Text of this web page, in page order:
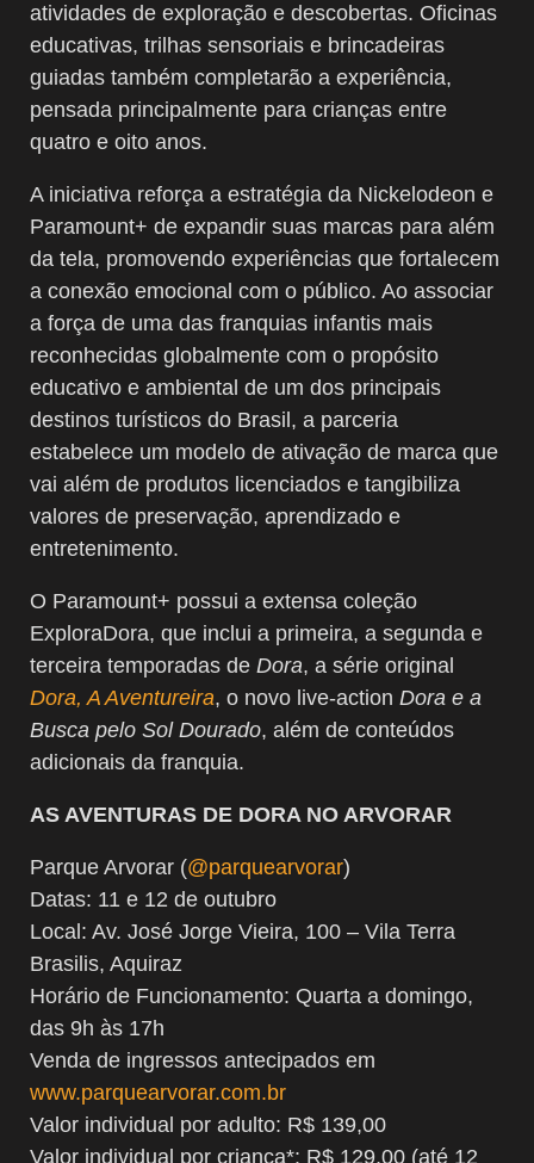
atividades de exploração e descobertas. Oficinas
educativas, trilhas sensoriais e brincadeiras
guiadas também completarão a experiência,
pensada principalmente para crianças entre
quatro e oito anos.
A iniciativa reforça a estratégia da Nickelodeon e
Paramount+ de expandir suas marcas para além
da tela, promovendo experiências que fortalecem
a conexão emocional com o público. Ao associar
a força de uma das franquias infantis mais
reconhecidas globalmente com o propósito
educativo e ambiental de um dos principais
destinos turísticos do Brasil, a parceria
estabelece um modelo de ativação de marca que
vai além de produtos licenciados e tangibiliza
valores de preservação, aprendizado e
entretenimento.
O Paramount+ possui a extensa coleção
ExploraDora, que inclui a primeira, a segunda e
terceira temporadas de Dora, a série original
Dora, A Aventureira, o novo live-action Dora e a
Busca pelo Sol Dourado, além de conteúdos
adicionais da franquia.
AS AVENTURAS DE DORA NO ARVORAR
Parque Arvorar (@parquearvorar)
Datas: 11 e 12 de outubro
Local: Av. José Jorge Vieira, 100 – Vila Terra
Brasilis, Aquiraz
Horário de Funcionamento: Quarta a domingo,
das 9h às 17h
Venda de ingressos antecipados em
www.parquearvorar.com.br
Valor individual por adulto: R$ 139,00
Valor individual por criança*: R$ 129,00 (até 12